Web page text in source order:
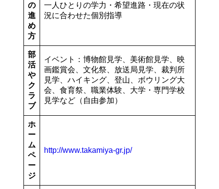
の
進
め
方
一人ひとりの学力・希望進路・現在の状
況に合わせた個別指導
部
活
や
ク
ラ
ブ
イベント：博物館見学、美術館見学、映
画鑑賞会、文化祭、放送局見学、裁判所
見学、ハイキング、登山、ボウリング大
会、食育祭、職業体験、大学・専門学校
見学など（自由参加）
ホ
ー
ム
ペ
ー
ジ
http://www.takamiya-gr.jp/